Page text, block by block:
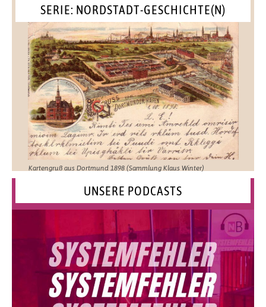
SERIE: NORDSTADT-GESCHICHTE(N)
Kartengruß aus Dortmund 1898 (Sammlung Klaus Winter)
UNSERE PODCASTS